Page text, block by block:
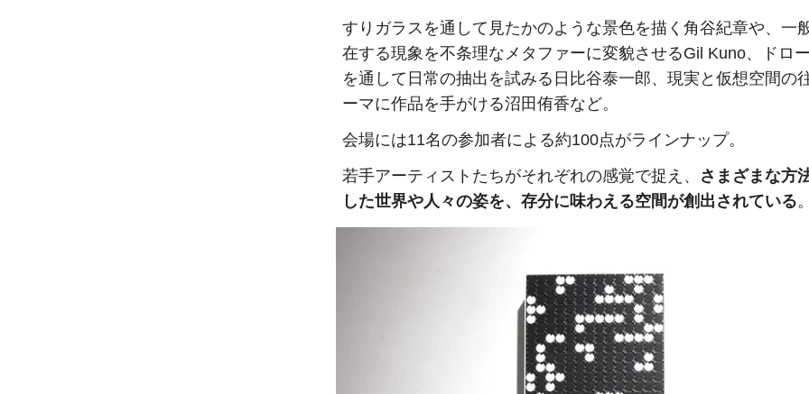
すりガラスを通して見たかのような景色を描く角谷紀章や、一
在する現象を不条理なメタファーに変貌させるGil Kuno、ドロ
を通して日常の抽出を試みる日比谷泰一郎、現実と仮想空間の
ーマに作品を手がける沼田侑香など。
会場には11名の参加者による約100点がラインナップ。
若手アーティストたちがそれぞれの感覚で捉え、 さまざまな方
した世界や人々の姿を、存分に味わえる空間が創出されている。